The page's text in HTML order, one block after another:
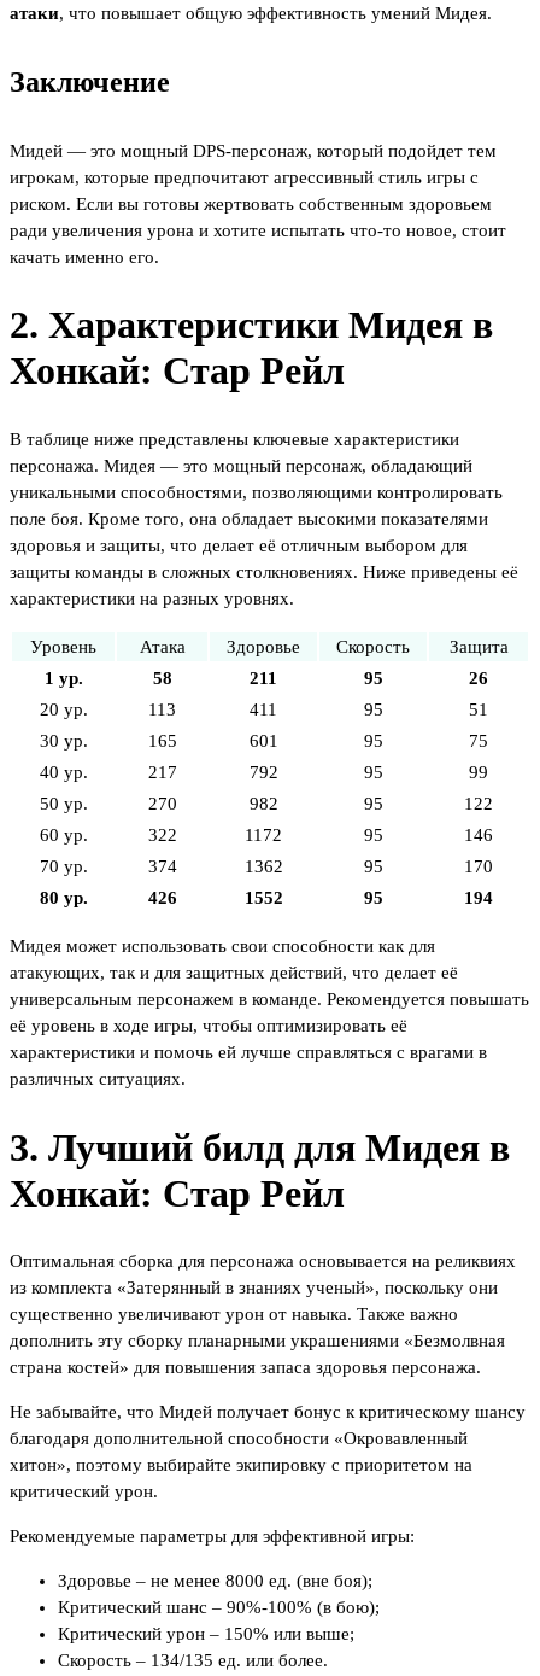
атаки, что повышает общую эффективность умений Мидея.
Заключение
Мидей — это мощный DPS-персонаж, который подойдет тем
игрокам, которые предпочитают агрессивный стиль игры с
риском. Если вы готовы жертвовать собственным здоровьем
ради увеличения урона и хотите испытать что-то новое, стоит
качать именно его.
2. Характеристики Мидея в
Хонкай: Стар Рейл
В таблице ниже представлены ключевые характеристики
персонажа. Мидея — это мощный персонаж, обладающий
уникальными способностями, позволяющими контролировать
поле боя. Кроме того, она обладает высокими показателями
здоровья и защиты, что делает её отличным выбором для
защиты команды в сложных столкновениях. Ниже приведены её
характеристики на разных уровнях.
Уровень Атака Здоровье Скорость
Защита
1 ур.
58 211 95
26
20 ур.
113 411 95
51
30 ур.
165 601 95
75
40 ур.
217 792 95
99
50 ур.
270 982 95
122
60 ур.
322 1172 95
146
70 ур.
374 1362 95
170
80 ур.
426 1552 95 194
Мидея может использовать свои способности как для
атакующих, так и для защитных действий, что делает её
универсальным персонажем в команде. Рекомендуется повышать
её уровень в ходе игры, чтобы оптимизировать её
характеристики и помочь ей лучше справляться с врагами в
различных ситуациях.
3. Лучший билд для Мидея в
Хонкай: Стар Рейл
Оптимальная сборка для персонажа основывается на реликвиях
из комплекта «Затерянный в знаниях ученый», поскольку они
существенно увеличивают урон от навыка. Также важно
дополнить эту сборку планарными украшениями «Безмолвная
страна костей» для повышения запаса здоровья персонажа.
Не забывайте, что Мидей получает бонус к критическому шансу
благодаря дополнительной способности «Окровавленный
хитон», поэтому выбирайте экипировку с приоритетом на
критический урон.
Рекомендуемые параметры для эффективной игры:
Здоровье – не менее 8000 ед. (вне боя);
Критический шанс – 90%-100% (в бою);
Критический урон – 150% или выше;
Скорость – 134/135 ед. или более.